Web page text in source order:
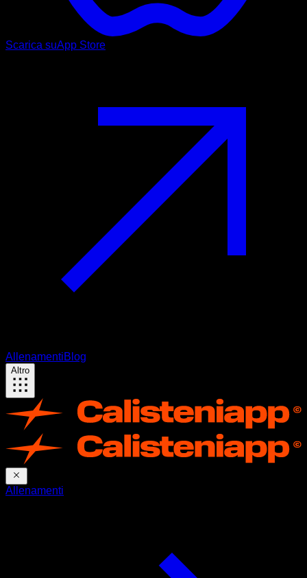
Scarica suApp Store
AllenamentiBlog
Altro
Allenamenti